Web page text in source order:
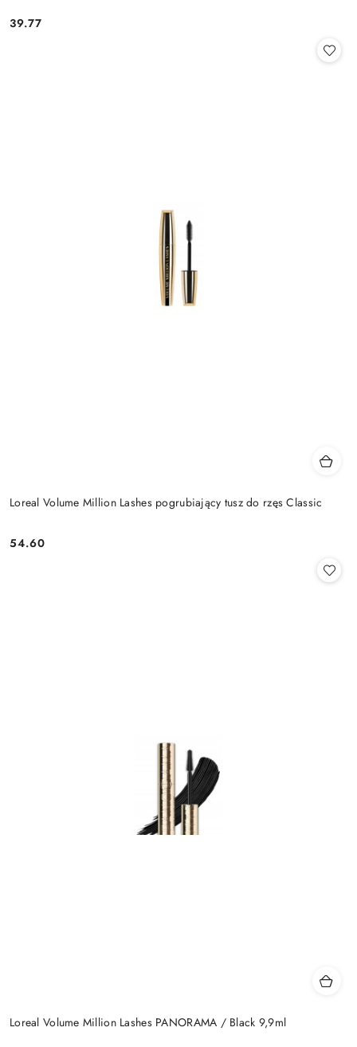
Cena:
39.77
Loreal Volume Million Lashes pogrubiający tusz do rzęs Classic
Cena:
54.60
Loreal Volume Million Lashes PANORAMA / Black 9,9ml